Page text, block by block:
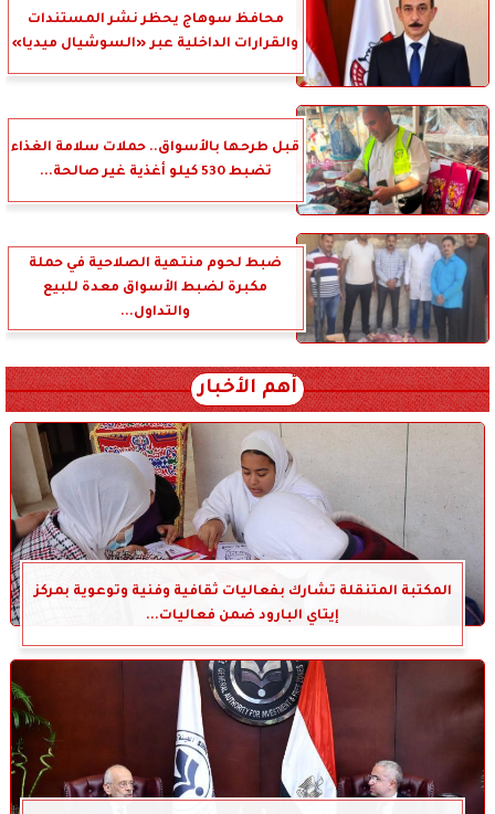
محافظ سوهاج يحظر نشر المستندات
والقرارات الداخلية عبر «السوشيال ميديا»
قبل طرحها بالأسواق.. حملات سلامة الغذاء
تضبط 530 كيلو أغذية غير صالحة...
ضبط لحوم منتهية الصلاحية في حملة
مكبرة لضبط الأسواق معدة للبيع
والتداول...
أهم الأخبار
المكتبة المتنقلة تشارك بفعاليات ثقافية وفنية وتوعوية بمركز
إيتاي البارود ضمن فعاليات...